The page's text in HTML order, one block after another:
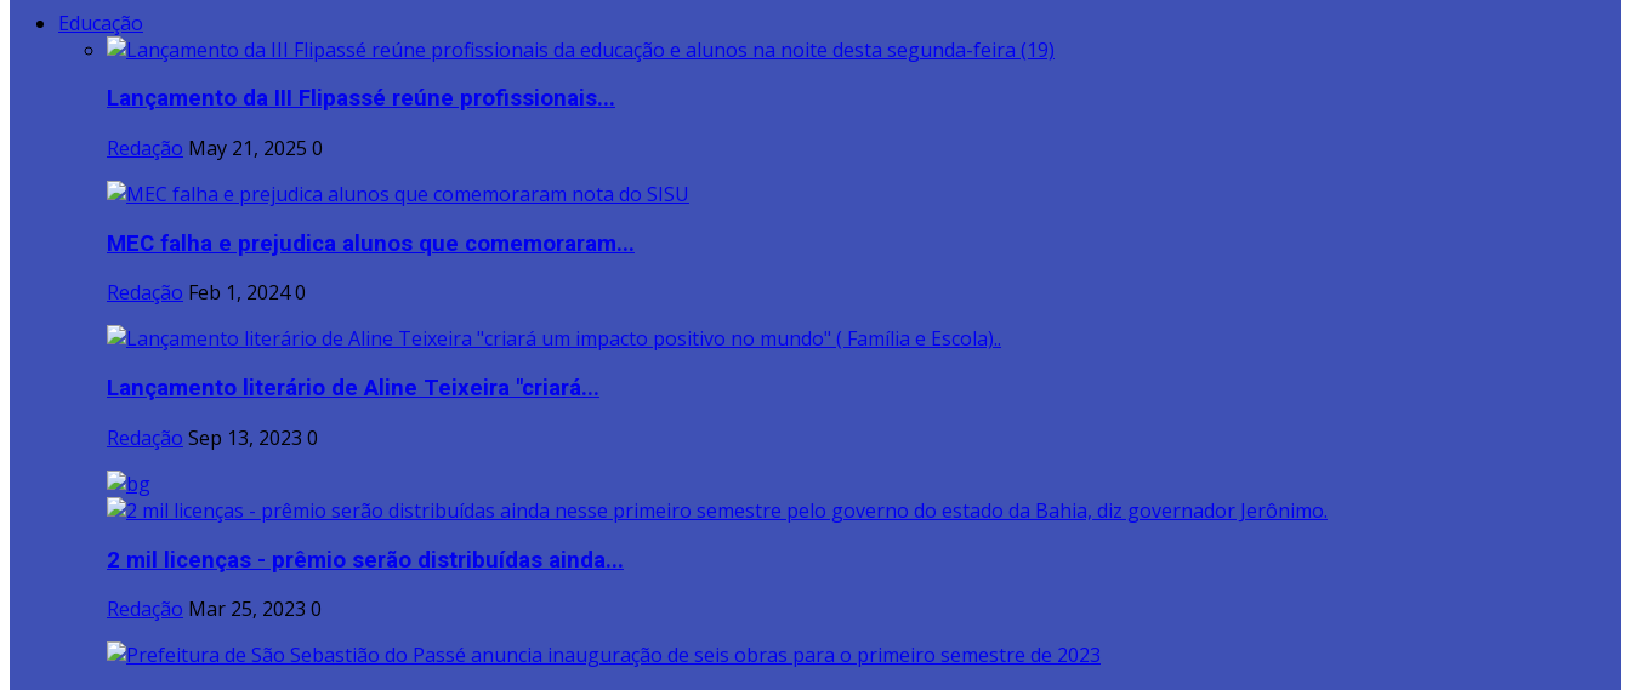
Educação
Lançamento da III Flipassé reúne profissionais...
Redação May 21, 2025 0
MEC falha e prejudica alunos que comemoraram...
Redação Feb 1, 20240
Lançamento literário de Aline Teixeira "criará...
Redação Sep 13, 2023 0
2 mil licenças - prêmio serão distribuídas ainda...
Redação Mar 25, 2023 0